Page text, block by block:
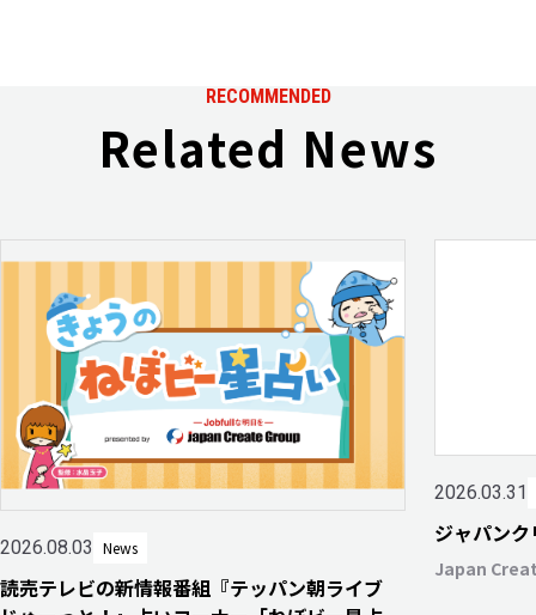
RECOMMENDED
Related News
2026.08.03 News
読売テレビの新情報番組『テッパン朝ライブ
2026.03.31
ジャパン
Japan